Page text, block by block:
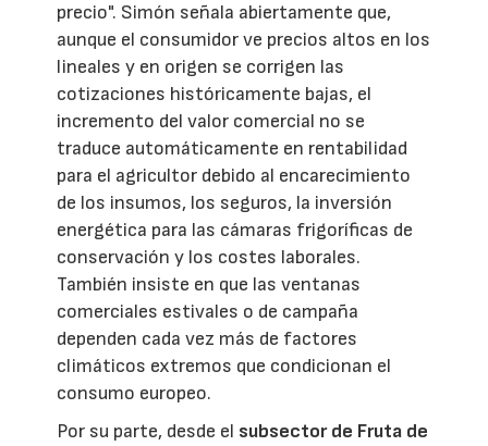
precio". Simón señala abiertamente que,
aunque el consumidor ve precios altos en los
lineales y en origen se corrigen las
cotizaciones históricamente bajas, el
incremento del valor comercial no se
traduce automáticamente en rentabilidad
para el agricultor debido al encarecimiento
de los insumos, los seguros, la inversión
energética para las cámaras frigoríficas de
conservación y los costes laborales.
También insiste en que las ventanas
comerciales estivales o de campaña
dependen cada vez más de factores
climáticos extremos que condicionan el
consumo europeo.
Por su parte, desde el subsector de Fruta de